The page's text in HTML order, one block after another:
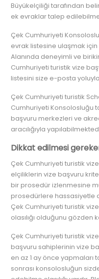
Büyükelçiliği tarafından
ek evraklar talep
Çek Cumhuriyeti
evrak listesine ulaşmak için
Alanında deneyimli ve
Cumhuriyeti turistik vize
listesini size e-posta
Çek Cumhuriyeti turistik
Cumhuriyeti Konsolosluğu
başvuru merkezleri ve
aracılığıyla
Dikkat edilmesi
Çek Cumhuriyeti turistik
elçiliklerin vize başvuru
bir prosedür izlenmesine
prosedürlere hassasiyetle
Çek Cumhuriyeti turistik
olasılığı olduğunu gözden
Çek Cumhuriyeti turistik
başvuru sahiplerinin vize
en az 1 ay önce yapmaları
sonrası konsolosluğun